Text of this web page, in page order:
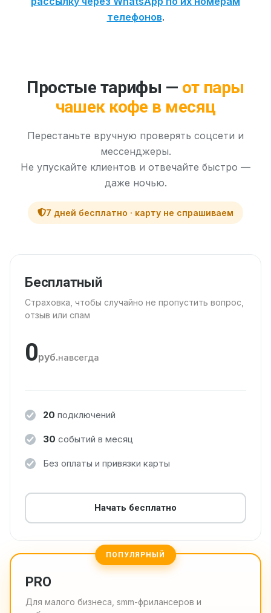
телефонов.
Простые тарифы — от пары
чашек кофе в месяц
Перестаньте вручную проверять соцсети и
мессенджеры.
Не упускайте клиентов и отвечайте быстро —
даже ночью.
7 дней бесплатно · карту не спрашиваем
Бесплатный
Страховка, чтобы случайно не пропустить вопрос,
отзыв или спам
0руб.навсегда
20 подключений
30 событий в месяц
Без оплаты и привязки карты
Начать бесплатно
ПОПУЛЯРНЫЙ
PRO
Для малого бизнеса, smm-фрилансеров и